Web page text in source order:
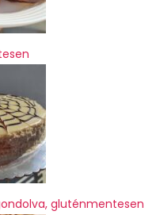
gluténmentesen